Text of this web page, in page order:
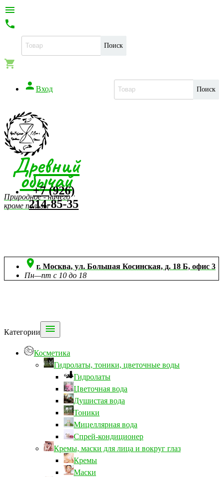


Поиск

Поиск
 Вход
Древний
обычай
Природное - ничего
кроме пользы
+7 (926)
214-85-35
 г. Москва, ул. Большая Косинская, д. 18 Б, офис 3
Пн—пт с 10 до 18
Категории 
Косметика
Гидролаты, тоники, цветочные воды
Гидролаты
Цветочная вода
Душистая вода
Тоники
Мицеллярная вода
Спрей-кондиционер
Кремы, маски для лица и вокруг глаз
Кремы
Маски